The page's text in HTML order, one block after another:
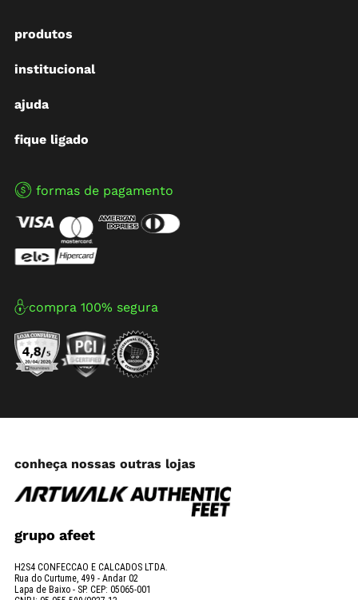
produtos
institucional
ajuda
fique ligado
formas de pagamento
compra 100% segura
conheça nossas outras lojas
grupo afeet
H2S4 CONFECCAO E CALCADOS LTDA.
Rua do Curtume, 499 - Andar 02
Lapa de Baixo - SP. CEP: 05065-001